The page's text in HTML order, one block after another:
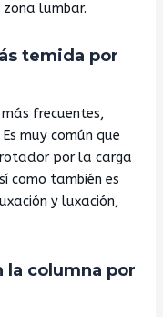
lumbar.
temida por
frecuentes,
muy común que
por la carga
como también es
y luxación,
la columna por